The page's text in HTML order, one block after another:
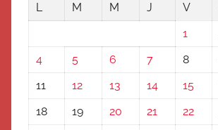
L
M M J V
1
4
5 6 7 8
11
12 13 14 15
18
19 20 21 22